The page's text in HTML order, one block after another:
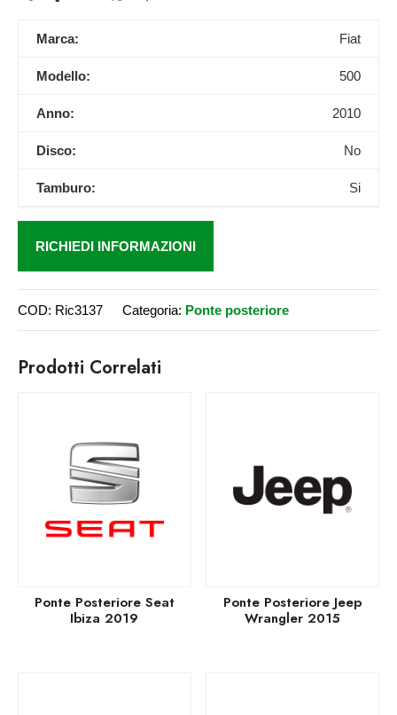
Marca: Fiat
Modello: 500
Anno: 2010
Disco: No
Tamburo: Si
RICHIEDI INFORMAZIONI
COD: Ric3137 Categoria: Ponte posteriore
Prodotti Correlati
Ponte Posteriore Seat
Ibiza 2019
Ponte Posteriore Jeep
Wrangler 2015